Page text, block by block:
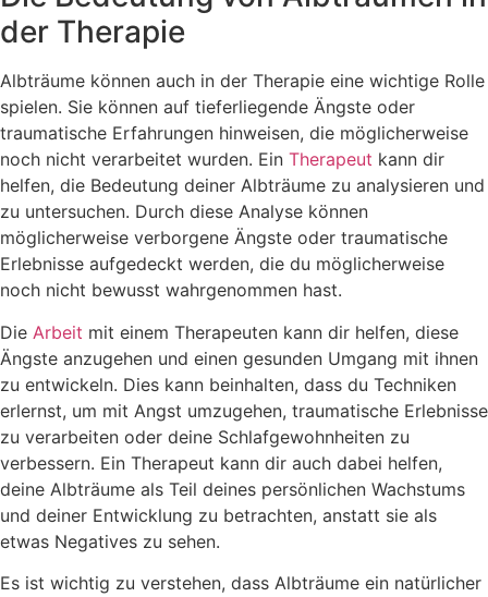
der Therapie
Albträume können auch in der Therapie eine wichtige Rolle
spielen. Sie können auf tieferliegende Ängste oder
traumatische Erfahrungen hinweisen, die möglicherweise
noch nicht verarbeitet wurden. Ein Therapeut kann dir
helfen, die Bedeutung deiner Albträume zu analysieren und
zu untersuchen. Durch diese Analyse können
möglicherweise verborgene Ängste oder traumatische
Erlebnisse aufgedeckt werden, die du möglicherweise
noch nicht bewusst wahrgenommen hast.
Die Arbeit mit einem Therapeuten kann dir helfen, diese
Ängste anzugehen und einen gesunden Umgang mit ihnen
zu entwickeln. Dies kann beinhalten, dass du Techniken
erlernst, um mit Angst umzugehen, traumatische Erlebnisse
zu verarbeiten oder deine Schlafgewohnheiten zu
verbessern. Ein Therapeut kann dir auch dabei helfen,
deine Albträume als Teil deines persönlichen Wachstums
und deiner Entwicklung zu betrachten, anstatt sie als
etwas Negatives zu sehen.
Es ist wichtig zu verstehen, dass Albträume ein natürlicher